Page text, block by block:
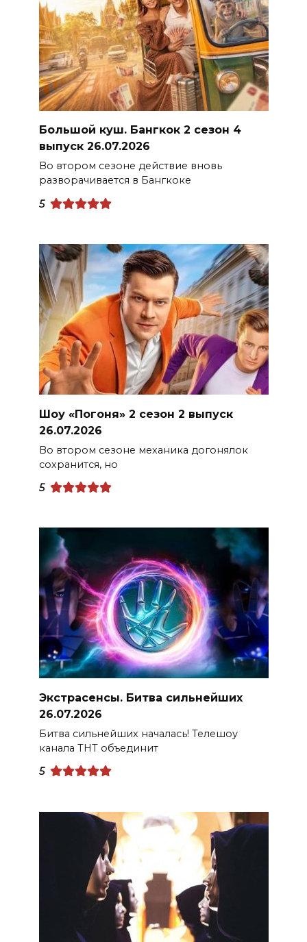
Большой куш. Бангкок 2 сезон 4
выпуск 26.07.2026
Во втором сезоне действие вновь
разворачивается в Бангкоке
5
Шоу «Погоня» 2 сезон 2 выпуск
26.07.2026
Во втором сезоне механика догонялок
сохранится, но
5
Экстрасенсы. Битва сильнейших
26.07.2026
Битва сильнейших началась! Телешоу
канала ТНТ объединит
5